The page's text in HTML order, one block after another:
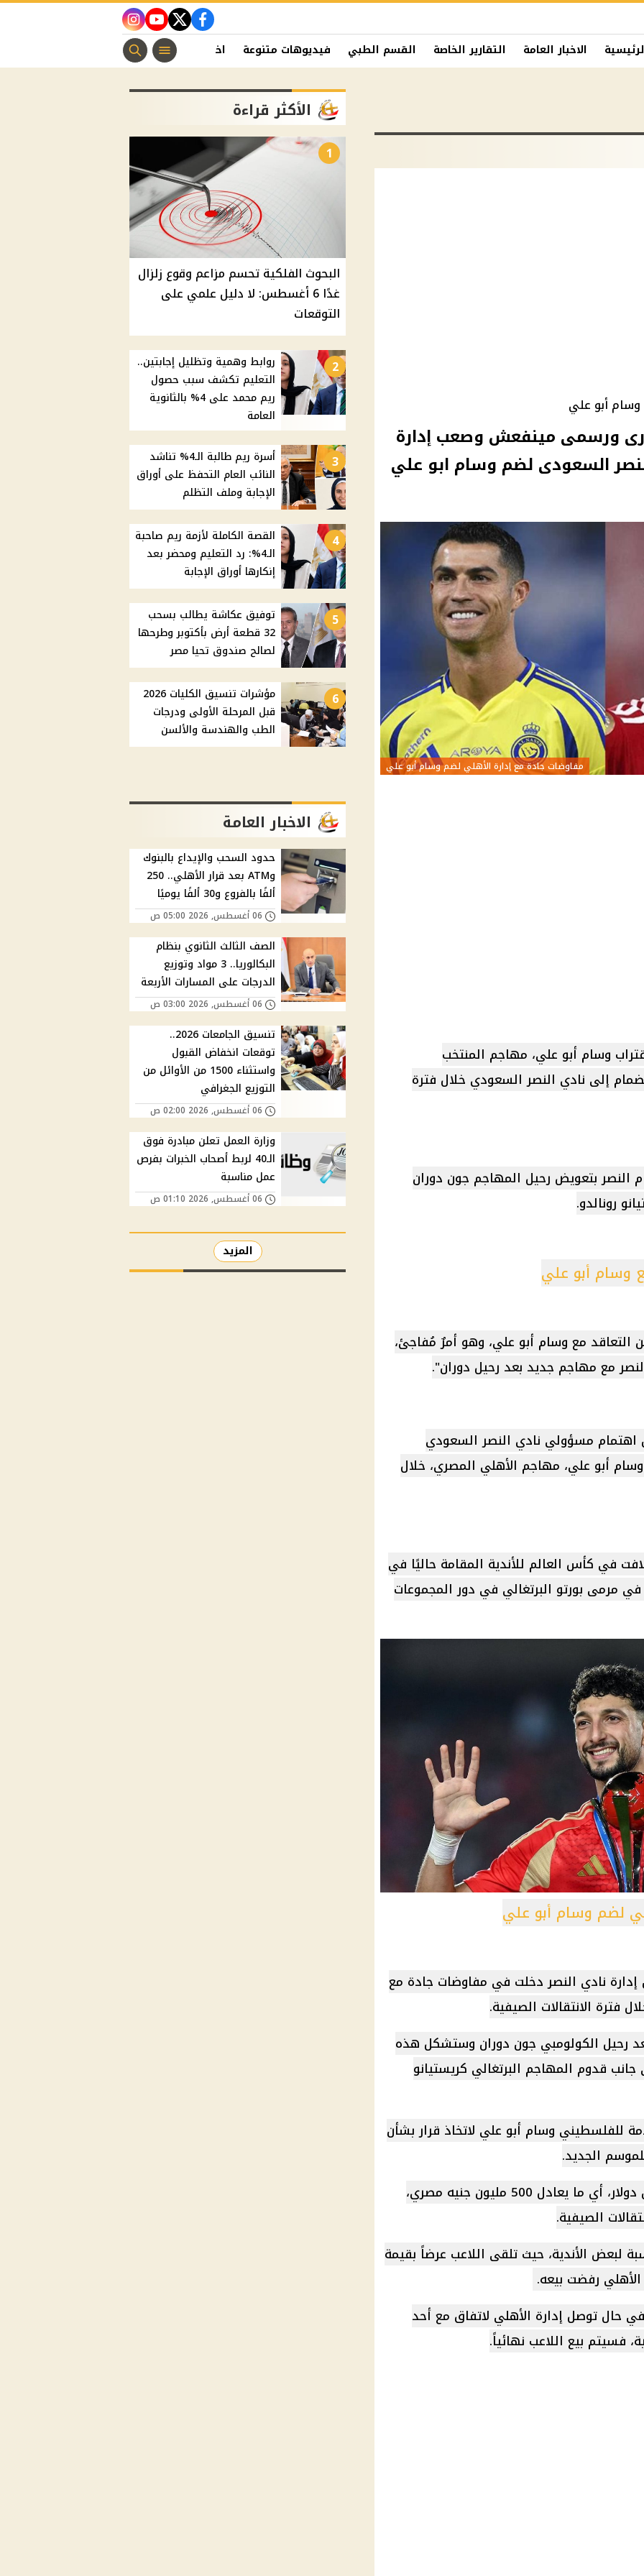
facebook
twitter
youtube
instagram
الاخبار العامة التقارير الخاصة القسم الطبي فيديوهات متنوعة اخبار الفن منوعات مسيحية
أبو علي
ورسمى مينفعش وصعب إدارة
السعودى لضم وسام ابو علي
مفاوضات جادة مع إدارة الأهلي لضم وسام أبو علي
وسام أبو علي، مهاجم المنتخب
إلى نادي النصر السعودي خلال فترة
بتعويض رحيل المهاجم جون دوران
رونالدو.
وسام أبو علي
التعاقد مع وسام أبو علي، وهو أمرٌ مُفاجئ،
مع مهاجم جديد بعد رحيل دوران".
اهتمام مسؤولي نادي النصر السعودي
أبو علي، مهاجم الأهلي المصري، خلال
في كأس العالم للأندية المقامة حاليًا في
في مرمى بورتو البرتغالي في دور المجموعات
لضم وسام أبو علي
نادي النصر دخلت في مفاوضات جادة مع
فترة الانتقالات الصيفية.
رحيل الكولومبي جون دوران وستشكل هذه
جانب قدوم المهاجم البرتغالي كريستيانو
للفلسطيني وسام أبو علي لاتخاذ قرار بشأن
الجديد.
حددت إدارة الأهلي مبلغ 10 ملايين دولار، أي ما يعادل 500 مليون جنيه مصري،
الصيفية.
لبعض الأندية، حيث تلقى اللاعب عرضاً بقيمة
حال توصل إدارة الأهلي لاتفاق مع أحد
فسيتم بيع اللاعب نهائياً.
الأكثر قراءة
1
البحوث الفلكية تحسم مزاعم وقوع زلزال
غدًا 6 أغسطس: لا دليل علمي على
التوقعات
2
روابط وهمية وتظليل إجابتين..
التعليم تكشف سبب حصول
ريم محمد على 4% بالثانوية
العامة
3
أسرة ريم طالبة الـ4% تناشد
النائب العام التحفظ على أوراق
الإجابة وملف التظلم
4
القصة الكاملة لأزمة ريم صاحبة
الـ4%: رد التعليم ومحضر بعد
إنكارها أوراق الإجابة
5
توفيق عكاشة يطالب بسحب
32 قطعة أرض بأكتوبر وطرحها
لصالح صندوق تحيا مصر
6
مؤشرات تنسيق الكليات 2026
قبل المرحلة الأولى ودرجات
الطب والهندسة والألسن
الاخبار العامة
حدود السحب والإيداع بالبنوك
وATM بعد قرار الأهلي.. 250
ألفًا بالفروع و30 ألفًا يوميًا
06 أغسطس, 2026 05:00 ص
الصف الثالث الثانوي بنظام
البكالوريا.. 3 مواد وتوزيع
الدرجات على المسارات الأربعة
06 أغسطس, 2026 03:00 ص
تنسيق الجامعات 2026..
توقعات انخفاض القبول
واستثناء 1500 من الأوائل من
التوزيع الجغرافي
06 أغسطس, 2026 02:00 ص
وزارة العمل تعلن مبادرة فوق
الـ40 لربط أصحاب الخبرات بفرص
عمل مناسبة
06 أغسطس, 2026 01:10 ص
المزيد